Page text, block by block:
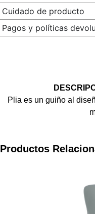
Cuidado de producto
Pagos y políticas
Plia es un guiño al
Productos